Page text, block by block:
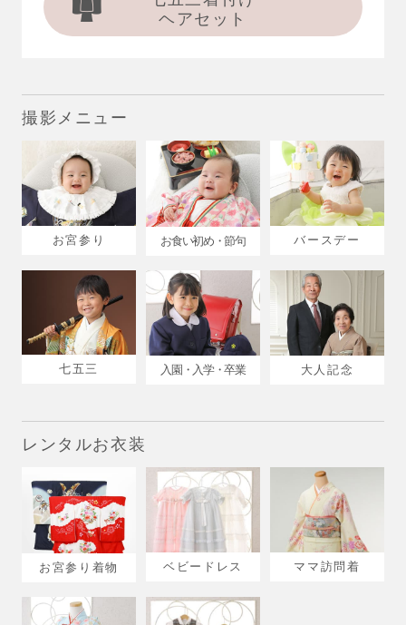
ヘアセット
撮影メニュー
お宮参り お食い初め・節句 バースデー
七五三 入園・入学・卒業 大人記念
レンタルお衣装
お宮参り着物 ベビードレス ママ訪問着